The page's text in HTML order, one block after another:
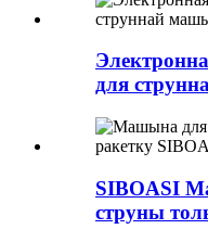
для
SIBOASI
струны